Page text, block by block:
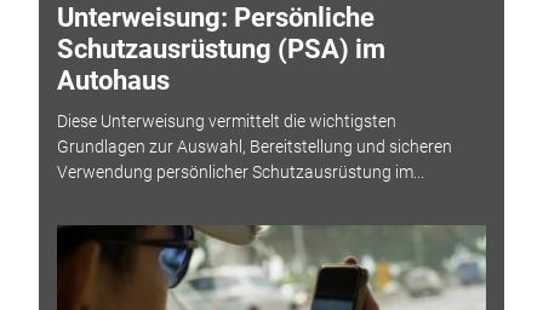
Unterweisung: Persönliche
Schutzausrüstung (PSA) im
Autohaus
Diese Unterweisung vermittelt die wichtigsten
Grundlagen zur Auswahl, Bereitstellung und sicheren
Verwendung persönlicher Schutzausrüstung im...